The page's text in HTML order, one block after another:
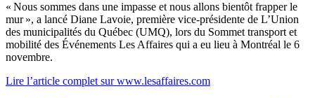
« Nous sommes dans une impasse et nous allons bientôt frapper le
mur », a lancé Diane Lavoie, première vice-présidente de L’Union
des municipalités du Québec (UMQ), lors du Sommet transport et
mobilité des Événements Les Affaires qui a eu lieu à Montréal le 6
novembre.
Lire l’article complet sur www.lesaffaires.com